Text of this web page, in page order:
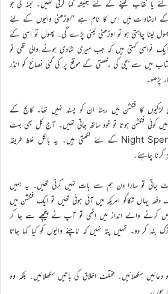
یا نقاب لینے کے لئے ہمیشہ کہا کرتی تھیں۔ لجنہ کی جو
ہیں اس کا نام ہے ’’اوڑھنی والیوں کے لئے
پھول لینا چاہتی ہو تو اوڑھنی لینی پڑے گی۔ پھول تو اسی کے
نواسی کہتی ہیں کہ جب میری شادی ہونے والی تھی تو
میں سے بچی کی رخصتی کے موقع پر کی گئی نصائح کو اَنڈر
پڑھو۔
کا فنکشن میں رہنا ان کو پسند نہیں تھا۔ کالج کے
کوئی فنکشن ہوتا تو خود ساتھ جاتی تھیں۔ آج کل بھی بہت
ساری لڑکیاں رات گزارنے یا Night Spend کے لئے لکھتی ہیں۔ یہ بالکل غلط طریقہ
چاہئے۔
جاتی تو سارا دن ہم سے بات نہیں کرتی تھیں۔ یہ ہمیں
یہاں شکاگو امریکہ میں آئی ہوئی تھیں تو ایک فنکشن میں
کرنے والے انداز میں اٹھی تو آپ نے پیچھے سے جا کر
بند کر دو۔ تمہیں پتہ نہیں کہ ناچنے والیوں کو کیا کہا جاتا
دعائیں سکھلائیں۔ مختلف اخلاق کی باتیں سکھلائیں۔ بلکہ وہ
ہوں۔